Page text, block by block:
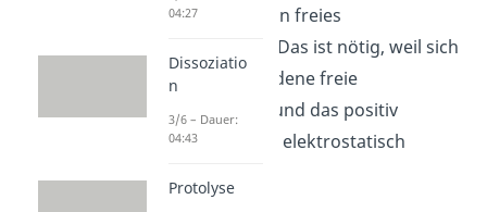
Brönsted-Base ein freies
Elektronenpaar. Das ist nötig, weil sich
das negativ geladene freie
Elektronenpaar und das positiv
geladene Proton elektrostatisch
04:27
Dissoziatio
n
3/6 – Dauer:
04:43
Protolyse